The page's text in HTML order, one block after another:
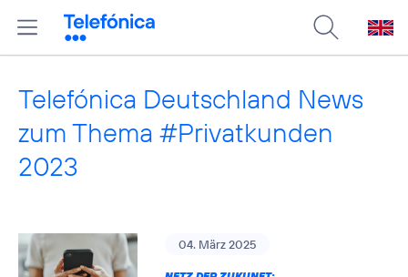
Telefónica Deutschland News
zum Thema #Privatkunden
2023
04. März 2025